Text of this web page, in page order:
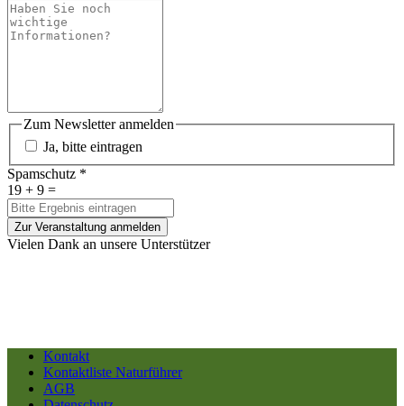
Zum Newsletter anmelden
Ja, bitte eintragen
Spamschutz *
19 + 9 =
Zur Veranstaltung anmelden
Vielen Dank an unsere Unterstützer
Kontakt
Kontaktliste Naturführer
AGB